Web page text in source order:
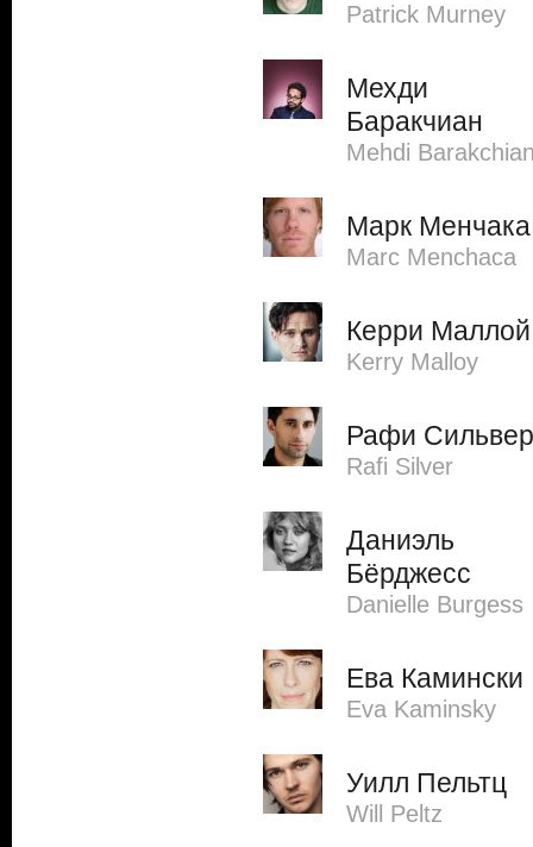
Patrick Murney
Мехди
Баракчиан
Mehdi
Марк Менчака
Marc Menchaca
Керри Маллой
Kerry Malloy
Рафи Сильвер
Rafi Silver
Даниэль
Бёрджесс
Danielle Burgess
Ева Камински
Eva Kaminsky
Уилл Пельтц
Will Peltz